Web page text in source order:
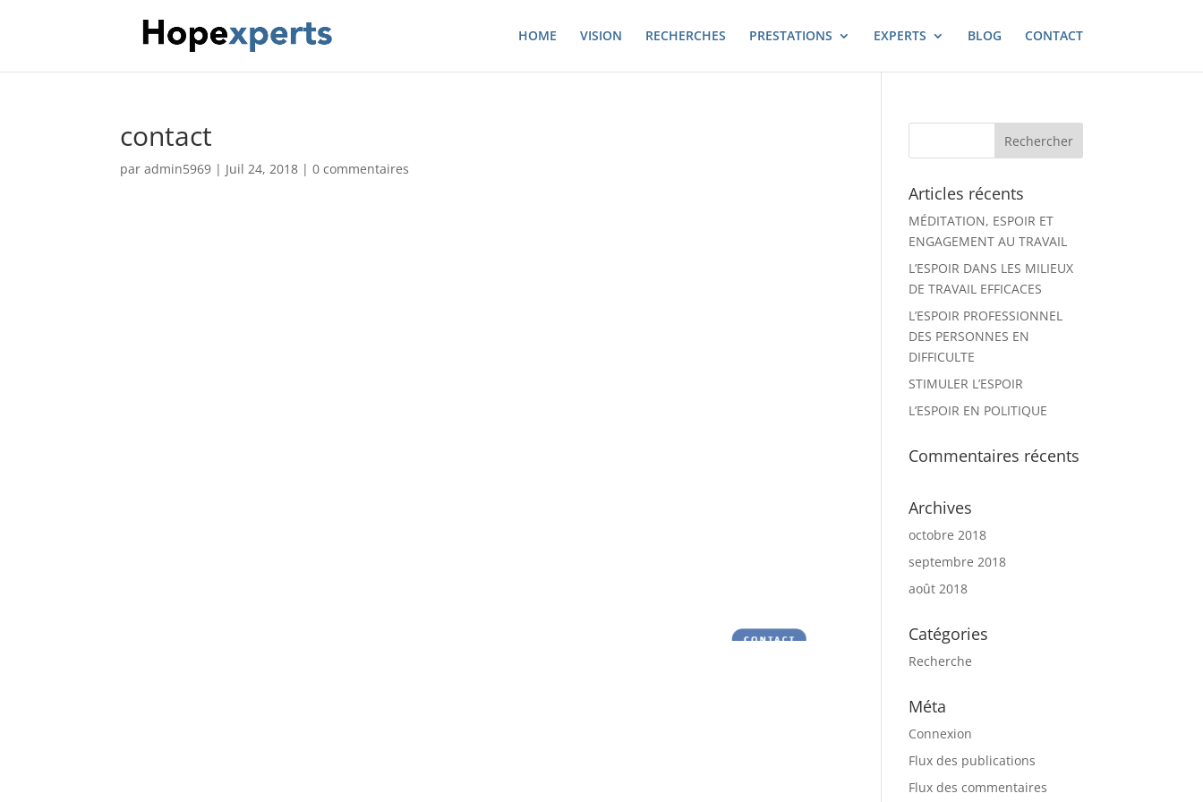
HOME VISION RECHERCHES PRESTATIONS EXPERTS BLOG CONTACT
contact
paradmin5969 | Juil 24, 2018 |0 commentaires
Articles récents
MÉDITATION, ESPOIR ET
ENGAGEMENT AU TRAVAIL
L’ESPOIR DANS LES MILIEUX
DE TRAVAIL EFFICACES
L’ESPOIR PROFESSIONNEL
DES PERSONNES EN
DIFFICULTE
STIMULER L’ESPOIR
L’ESPOIR EN POLITIQUE
Commentaires récents
Archives
octobre 2018
septembre 2018
août 2018
Catégories
Recherche
Méta
Connexion
Flux des publications
Flux des commentaires